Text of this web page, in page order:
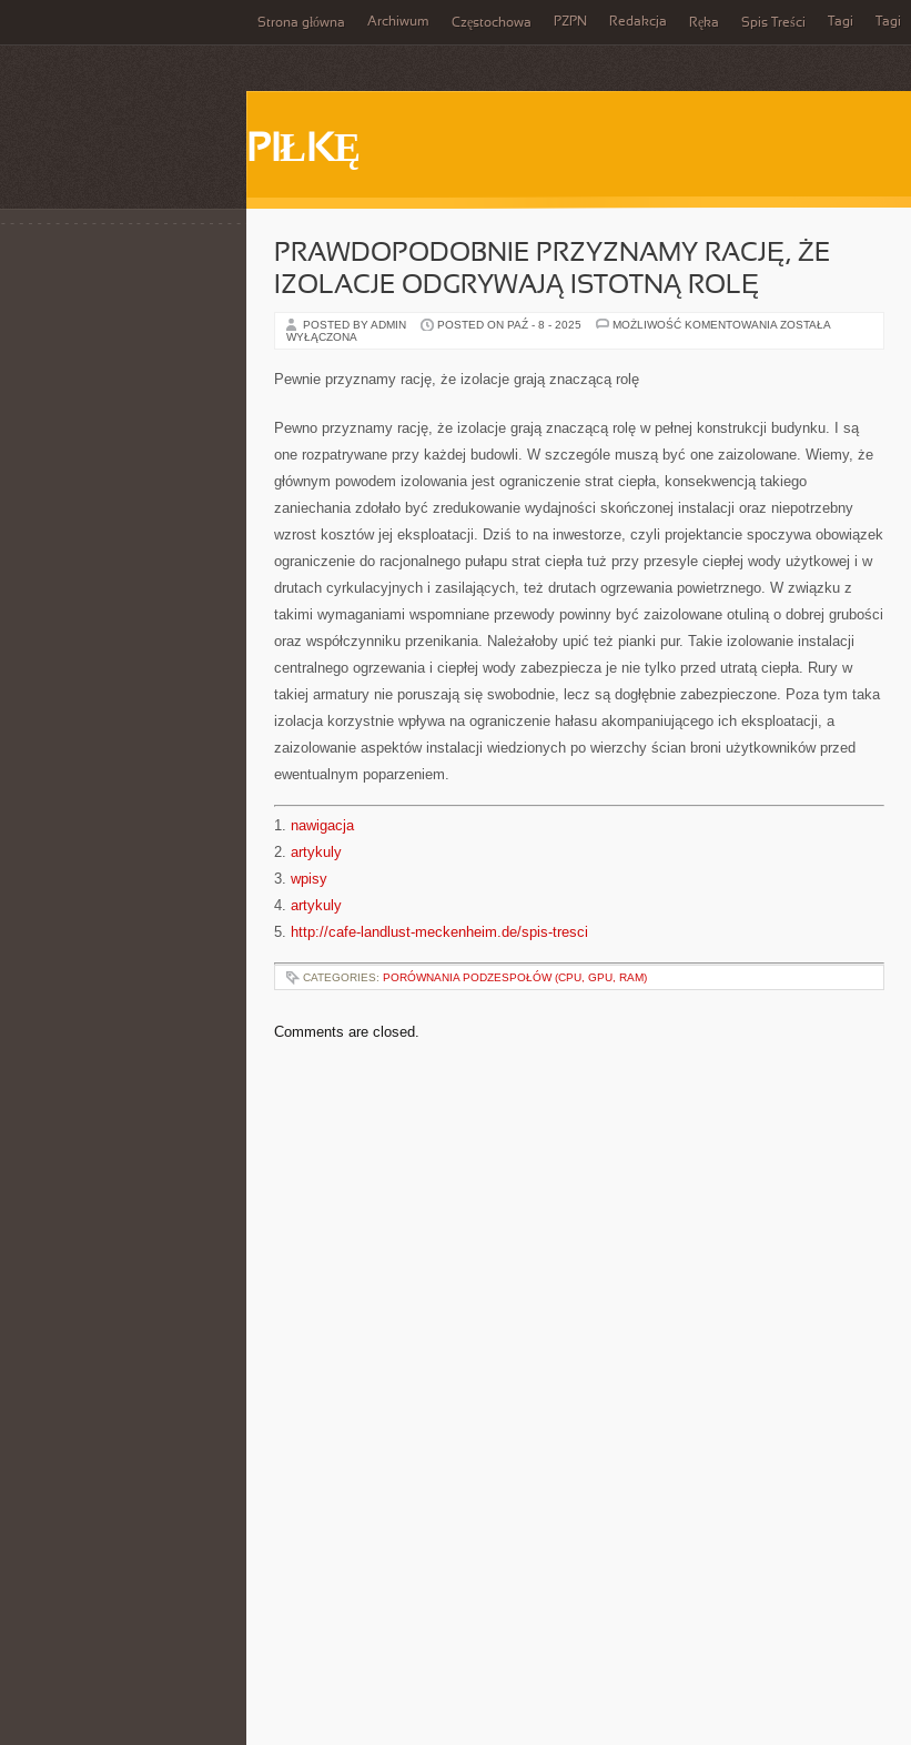
Strona główna Archiwum Częstochowa PZPN Redakcja Ręka Spis Treści Tagi Tagi
PIŁKĘ
PRAWDOPODOBNIE PRZYZNAMY RACJĘ, ŻE
IZOLACJE ODGRYWAJĄ ISTOTNĄ ROLĘ
POSTED BY ADMIN POSTED ON PAŹ - 8 - 2025 MOŻLIWOŚĆ KOMENTOWANIA PRAWDOPODOBNIE
ZOSTAŁA
WYŁĄCZONA
Pewnie przyznamy rację, że izolacje grają znaczącą rolę
Pewno przyznamy rację, że izolacje grają znaczącą rolę w pełnej konstrukcji budynku. I są
one rozpatrywane przy każdej budowli. W szczególe muszą być one zaizolowane. Wiemy, że
głównym powodem izolowania jest ograniczenie strat ciepła, konsekwencją takiego
zaniechania zdołało być zredukowanie wydajności skończonej instalacji oraz niepotrzebny
wzrost kosztów jej eksploatacji. Dziś to na inwestorze, czyli projektancie spoczywa obowiązek
ograniczenie do racjonalnego pułapu strat ciepła tuż przy przesyle ciepłej wody użytkowej i w
drutach cyrkulacyjnych i zasilających, też drutach ogrzewania powietrznego. W związku z
takimi wymaganiami wspomniane przewody powinny być zaizolowane otuliną o dobrej grubości
oraz współczynniku przenikania. Należałoby upić też pianki pur. Takie izolowanie instalacji
centralnego ogrzewania i ciepłej wody zabezpiecza je nie tylko przed utratą ciepła. Rury w
takiej armatury nie poruszają się swobodnie, lecz są dogłębnie zabezpieczone. Poza tym taka
izolacja korzystnie wpływa na ograniczenie hałasu akompaniującego ich eksploatacji, a
zaizolowanie aspektów instalacji wiedzionych po wierzchy ścian broni użytkowników przed
ewentualnym poparzeniem.
1. nawigacja
2. artykuly
3. wpisy
4. artykuly
5. http://cafe-landlust-meckenheim.de/spis-tresci
CATEGORIES: PORÓWNANIA PODZESPOŁÓW (CPU, GPU, RAM)
Comments are closed.